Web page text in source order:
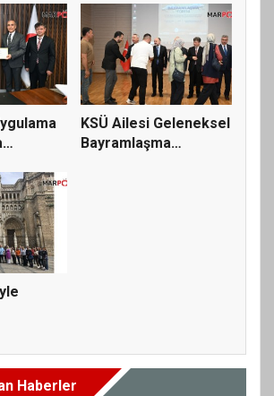
KSÜ Ailesi Geleneksel
Bayramlaşma
Haberler